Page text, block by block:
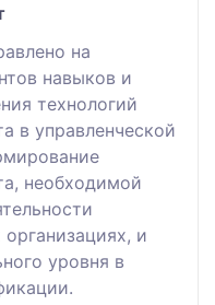
на
навыков и
технологий
в управленческой
необходимой
и
уровня в